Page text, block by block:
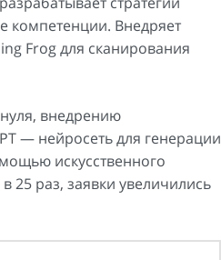
компетенции. Внедряет
Frog для сканирования
внедрению
— нейросеть для генерации
искусственного
25 раз, заявки увеличились